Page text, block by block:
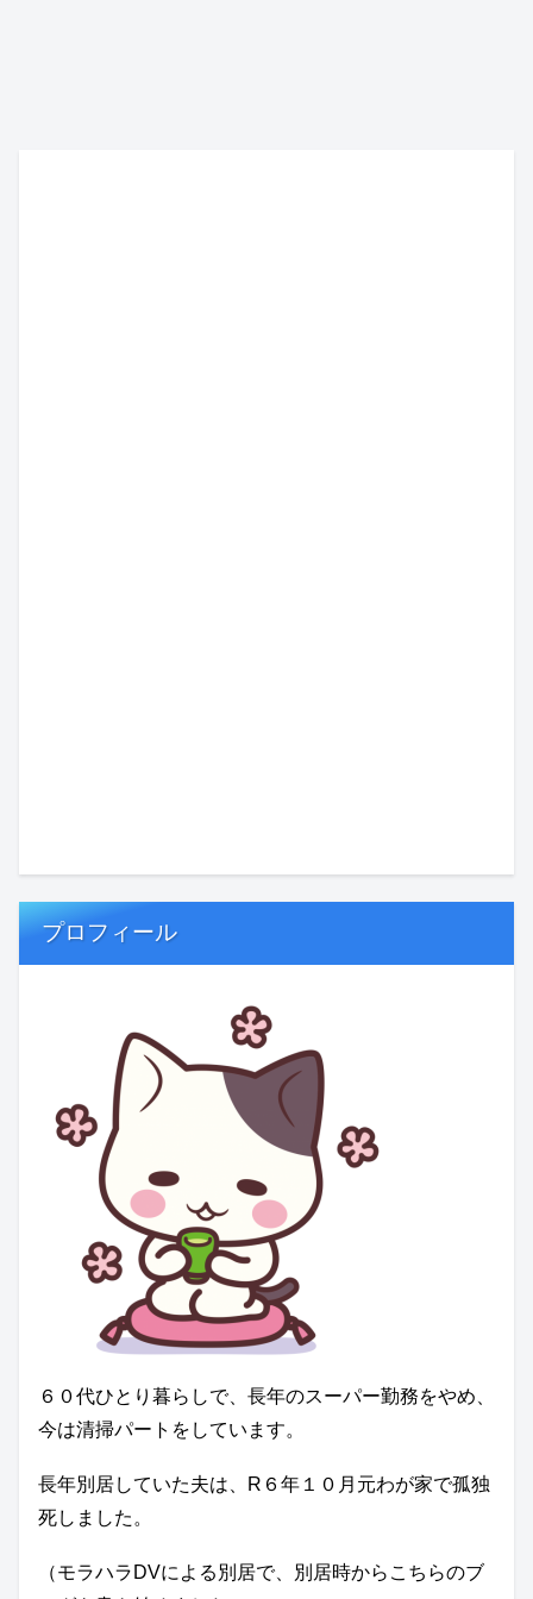
プロフィール
６０代ひとり暮らしで、長年のスーパー勤務をやめ、
今は清掃パートをしています。
長年別居していた夫は、R６年１０月元わが家で孤独
死しました。
（モラハラDVによる別居で、別居時からこちらのブ